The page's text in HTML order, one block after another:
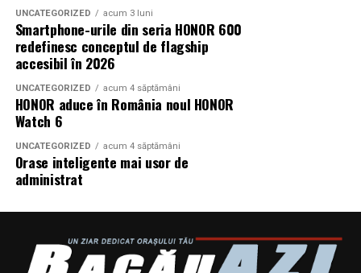
Producător asociat: MAGNETIC MEDIA PRODUCTIONS
Producător: Claudiu Boboc
Producător executiv: Adela Mara
Manager producție: Iulia Cezara Roșu
Casting: ELEPHANT MEDIA
Realizat cu sprijinul:
CORPORATION WEB DESIGN, CLIMA FREON
UNCATEGORIZED acum 3 luni
Smartphone-urile din seria HONOR 600
redefinesc conceptul de flagship
accesibil în 2026
UNCATEGORIZED acum 4 săptămâni
HONOR aduce în România noul HONOR
Watch 6
UNCATEGORIZED acum 4 săptămâni
Orase inteligente mai usor de
administrat